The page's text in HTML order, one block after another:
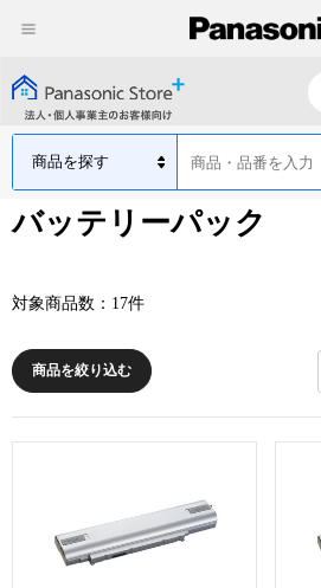
バッテリーパック
対象商品数：17件
商品を絞り込む